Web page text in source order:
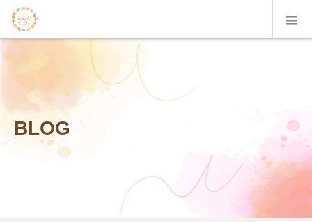
BLOG